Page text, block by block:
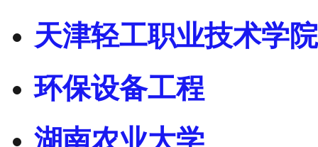
天津轻工职业技术学院
环保设备工程
湖南农业大学